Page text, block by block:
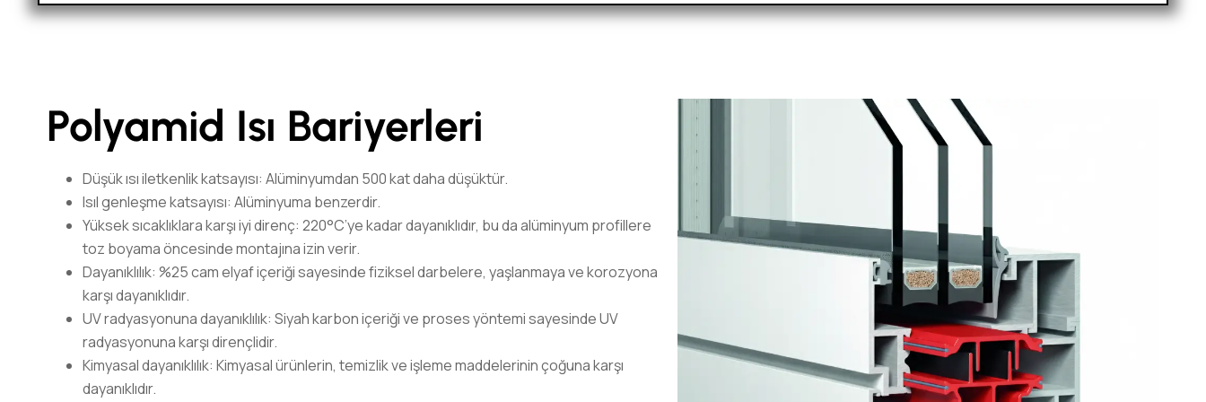
Polyamid Isı Bariyerleri
Düşük ısı iletkenlik katsayısı: Alüminyumdan 500 kat daha düşüktür.
Isıl genleşme katsayısı: Alüminyuma benzerdir.
Yüksek sıcaklıklara karşı iyi direnç: 220°C’ye kadar dayanıklıdır, bu da alüminyum profillere
toz boyama öncesinde montajına izin verir.
Dayanıklılık: %25 cam elyaf içeriği sayesinde fiziksel darbelere, yaşlanmaya ve korozyona
karşı dayanıklıdır.
UV radyasyonuna dayanıklılık: Siyah karbon içeriği ve proses yöntemi sayesinde UV
radyasyonuna karşı dirençlidir.
Kimyasal dayanıklılık: Kimyasal ürünlerin, temizlik ve işleme maddelerinin çoğuna karşı
dayanıklıdır.